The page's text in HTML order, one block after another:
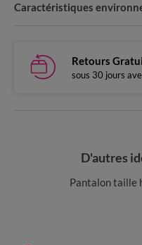
Caractéristiques
Retours
sous 30 jours
D'autres
Pantalon taille